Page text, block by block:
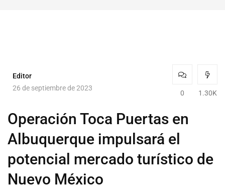
Editor
26 de septiembre de 2023
0 1.30K
Operación Toca Puertas en
Albuquerque impulsará el
potencial mercado turístico de
Nuevo México